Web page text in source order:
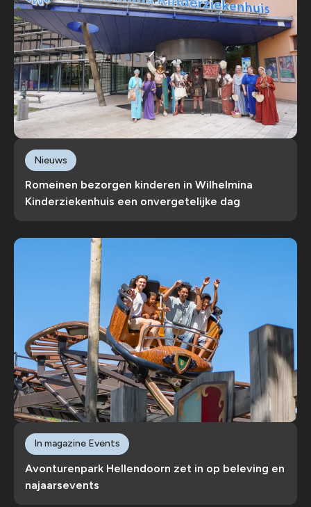
Romeinen bezorgen kinderen in Wilhelmina
Kinderziekenhuis een onvergetelijke dag
Nieuws
Avonturenpark Hellendoorn zet in op beleving en
najaarsevents
In magazine Events